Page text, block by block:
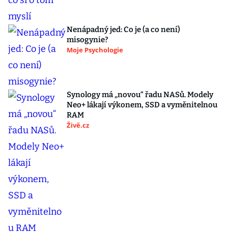
Nenápadný jed: Co je (a co není)
misogynie?
Moje Psychologie
Synology má „novou“ řadu NASů. Modely
Neo+ lákají výkonem, SSD a vyměnitelnou
RAM
Živě.cz